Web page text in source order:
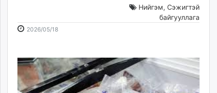
Livetv.mn
24tsag.mn
shuud.mn
eagle.mn
Нийгэм, Сэжигтэй
байгууллага
2026/05/182026-
10:28:44
2026-
22:50:14